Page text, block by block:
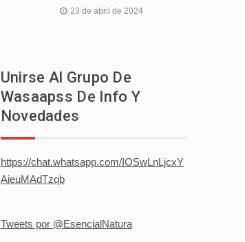
23 de abril de 2024
Unirse Al Grupo De
Wasaapss De Info Y
Novedades
https://chat.whatsapp.com/IOSwLnLjcxY
AieuMAdTzqb
Tweets por @EsencialNatura